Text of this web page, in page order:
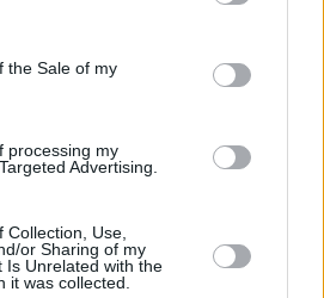
Google and its third-party tags to
specified purposes in below Google
the Sale of my
processing my
Advertising.
Use,
or Sharing of my
Is Unrelated with the
it was collected.
για τον πρίγκιπα
παρά την αποκαθήλωσή
το «μυστικό σχέδιο»